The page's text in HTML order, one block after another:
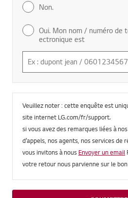
Non.
Oui. Mon nom / numéro de
ectronique est
Veuillez noter : cette enquête est
site internet LG.com/fr/support.
si vous avez des remarques liées à
dappels, nos agents, nos services de
vous invitons à nousEnvoyer un email
votre retour nous parvienne sur le